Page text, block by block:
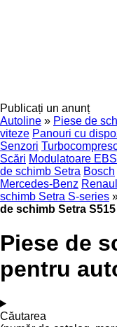
Publicați un anunț
Autoline » Piese de
viteze Panouri cu
Senzori
Scări Modulatoare EBS
de schimb Setra Bosch
Mercedes-Benz
schimb Setra S-series
de schimb Setra
Piese de
pentru
Căutarea